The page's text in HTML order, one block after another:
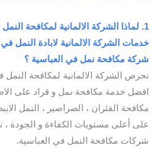
شركة مكافحة نمل في العباسية ؟
تحرص الشركة الالمانية لمكافحة النمل
افضل خدمة مكافحة نمل و قراد على
مكافحة الفئران ، الصراصير ، النمل
على أعلى مستويات الكفاءة و الجودة ،
شركات مكافحة النمل في العباسية.